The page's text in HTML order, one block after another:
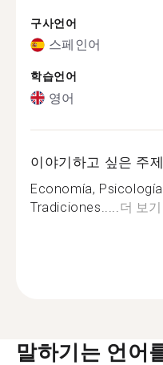
구사언어
스페인어
학습언어
영어
이야기하고 싶은 주제
Economía,
Tradiciones..... 더 보기
말하기는 언어